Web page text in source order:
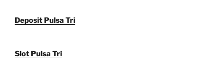
Deposit Pulsa Tri
Slot Pulsa Tri